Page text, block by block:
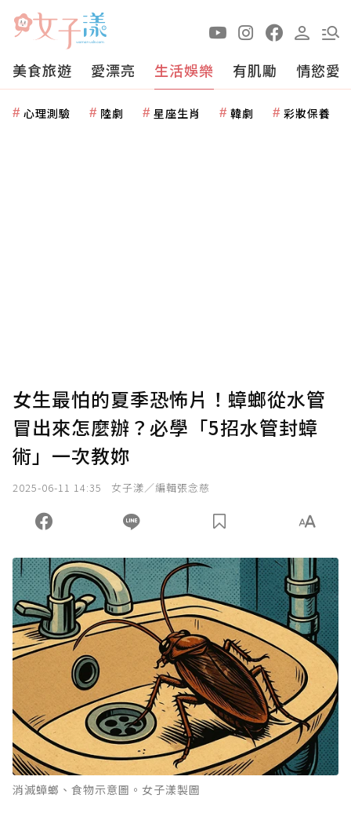
美食旅遊 愛漂亮 生活娛樂 有肌勵 情慾愛
心理測驗 陸劇 星座生肖 韓劇 彩妝保養
女生最怕的夏季恐怖片！蟑螂從水管
冒出來怎麼辦？必學「5招水管封蟑
術」一次教妳
2025-06-11 14:35 女子漾／編輯張念慈
消滅蟑螂、食物示意圖。女子漾製圖